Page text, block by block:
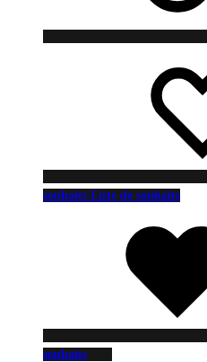
souhaits Liste de souhaits
souhaits